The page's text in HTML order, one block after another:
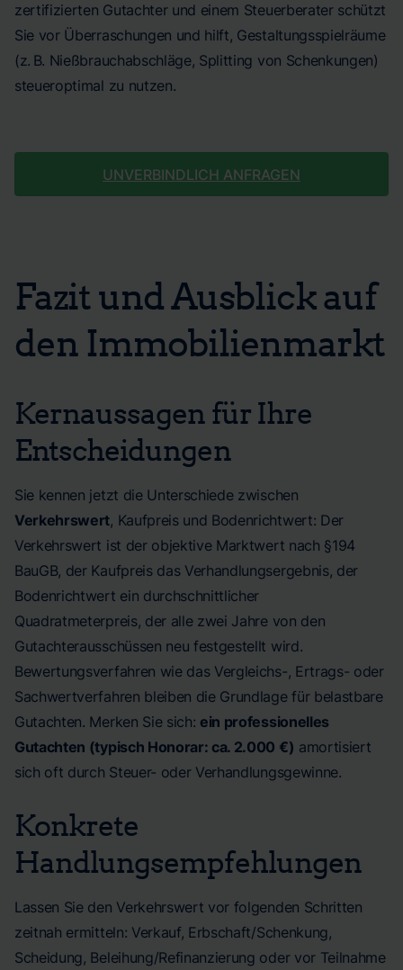
zertifizierten Gutachter und einem Steuerberater schützt
Sie vor Überraschungen und hilft, Gestaltungsspielräume
(z. B. Nießbrauchabschläge, Splitting von Schenkungen)
steueroptimal zu nutzen.
UNVERBINDLICH ANFRAGEN
Fazit und Ausblick auf
den Immobilienmarkt
Kernaussagen für Ihre
Entscheidungen
Sie kennen jetzt die Unterschiede zwischen
Verkehrswert, Kaufpreis und Bodenrichtwert: Der
Verkehrswert ist der objektive Marktwert nach §194
BauGB, der Kaufpreis das Verhandlungsergebnis, der
Bodenrichtwert ein durchschnittlicher
Quadratmeterpreis, der alle zwei Jahre von den
Gutachterausschüssen neu festgestellt wird.
Bewertungsverfahren wie das Vergleichs-, Ertrags- oder
Sachwertverfahren bleiben die Grundlage für belastbare
Gutachten. Merken Sie sich: ein professionelles
Gutachten (typisch Honorar: ca. 2.000 €) amortisiert
sich oft durch Steuer- oder Verhandlungsgewinne.
Konkrete
Handlungsempfehlungen
Lassen Sie den Verkehrswert vor folgenden Schritten
zeitnah ermitteln: Verkauf, Erbschaft/Schenkung,
Scheidung, Beleihung/Refinanzierung oder vor Teilnahme